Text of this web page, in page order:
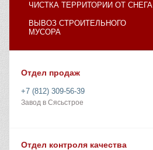
ЧИСТКА ТЕРРИТОРИИ ОТ СНЕГА
ВЫВОЗ СТРОИТЕЛЬНОГО
МУСОРА
Отдел продаж
+7 (812) 309-56-39
Завод в Сясьстрое
Отдел контроля качества